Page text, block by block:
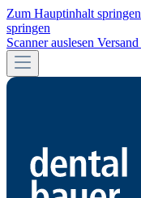
Zum Hauptinhalt springen
springen
Scanner auslesen Versand